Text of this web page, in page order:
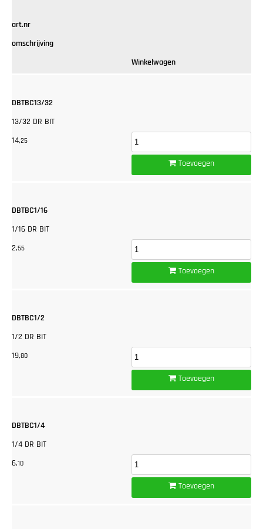
art.nr
omschrijving
Winkelwagen
DBTBC13/32
13/32 DR BIT
14,25
Toevoegen
DBTBC1/16
1/16 DR BIT
2,55
Toevoegen
DBTBC1/2
1/2 DR BIT
19,80
Toevoegen
DBTBC1/4
1/4 DR BIT
6,10
Toevoegen